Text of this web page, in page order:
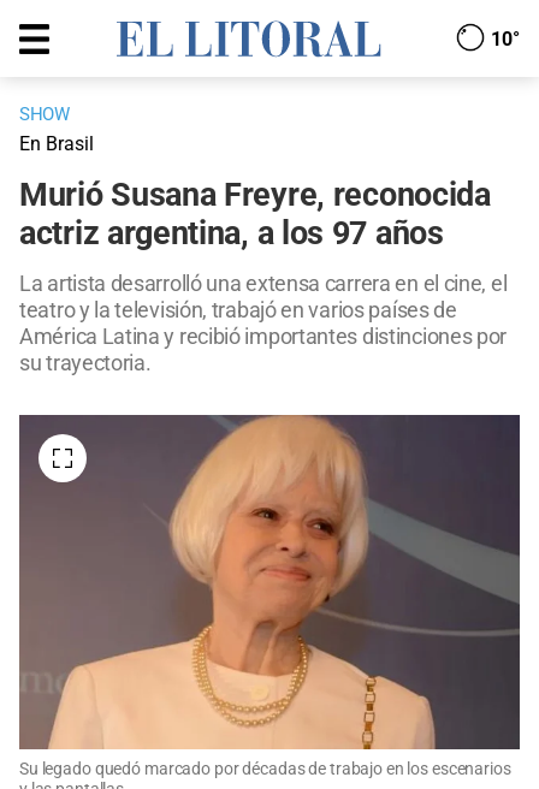
10°
SHOW
En Brasil
Murió Susana Freyre, reconocida
actriz argentina, a los 97 años
La artista desarrolló una extensa carrera en el cine, el
teatro y la televisión, trabajó en varios países de
América Latina y recibió importantes distinciones por
su trayectoria.
Su legado quedó marcado por décadas de trabajo en los escenarios